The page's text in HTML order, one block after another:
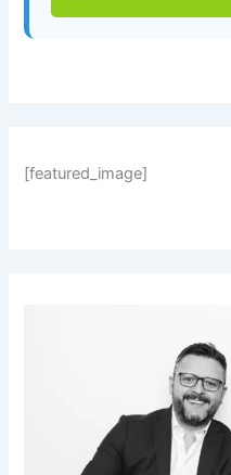
[featured_image]